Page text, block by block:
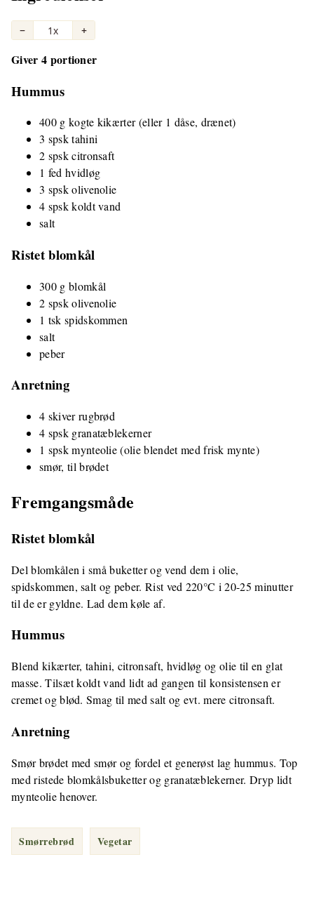
− 1x +
Giver 4 portioner
Hummus
400 g kogte kikærter (eller 1 dåse, drænet)
3 spsk tahini
2 spsk citronsaft
1 fed hvidløg
3 spsk olivenolie
4 spsk koldt vand
salt
Ristet blomkål
300 g blomkål
2 spsk olivenolie
1 tsk spidskommen
salt
peber
Anretning
4 skiver rugbrød
4 spsk granatæblekerner
1 spsk mynteolie (olie blendet med frisk mynte)
smør, til brødet
Fremgangsmåde
Ristet blomkål
Del blomkålen i små buketter og vend dem i olie,
spidskommen, salt og peber. Rist ved 220°C i 20-25 minutter
til de er gyldne. Lad dem køle af.
Hummus
Blend kikærter, tahini, citronsaft, hvidløg og olie til en glat
masse. Tilsæt koldt vand lidt ad gangen til konsistensen er
cremet og blød. Smag til med salt og evt. mere citronsaft.
Anretning
Smør brødet med smør og fordel et generøst lag hummus. Top
med ristede blomkålsbuketter og granatæblekerner. Dryp lidt
mynteolie henover.
Smørrebrød Vegetar